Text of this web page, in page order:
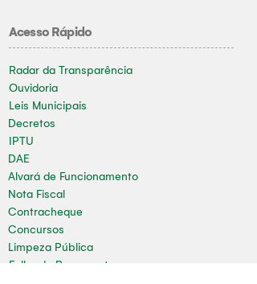
Acesso Rápido
Radar da Transparência
Ouvidoria
Leis Municipais
Decretos
IPTU
DAE
Alvará de Funcionamento
Nota Fiscal
Contracheque
Concursos
Limpeza Pública
Folha de Pagamento